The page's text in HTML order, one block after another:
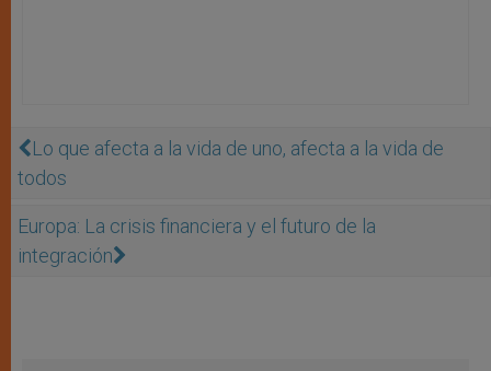
Lo que afecta a la vida de uno, afecta a la vida de
todos
Europa: La crisis financiera y el futuro de la
integración